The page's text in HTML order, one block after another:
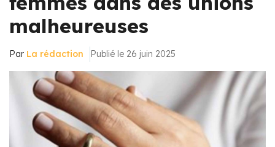
malheureuses
Par La rédaction Publié le 26 juin 2025